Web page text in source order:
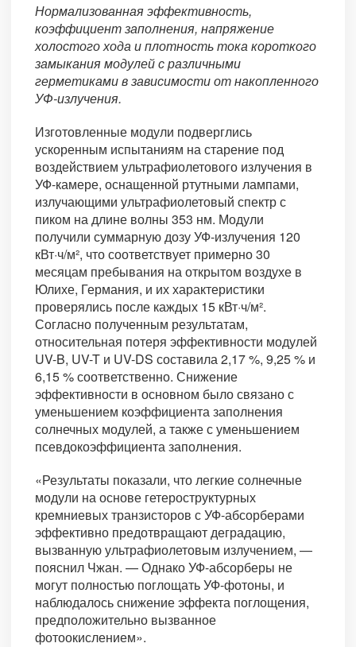
Нормализованная эффективность,
коэффициент заполнения, напряжение
холостого хода и плотность тока короткого
замыкания модулей с различными
герметиками в зависимости от накопленного
УФ-излучения.
Изготовленные модули подверглись
ускоренным испытаниям на старение под
воздействием ультрафиолетового излучения в
УФ-камере, оснащенной ртутными лампами,
излучающими ультрафиолетовый спектр с
пиком на длине волны 353 нм. Модули
получили суммарную дозу УФ-излучения 120
кВт·ч/м², что соответствует примерно 30
месяцам пребывания на открытом воздухе в
Юлихе, Германия, и их характеристики
проверялись после каждых 15 кВт·ч/м².
Согласно полученным результатам,
относительная потеря эффективности модулей
UV-B, UV-T и UV-DS составила 2,17 %, 9,25 % и
6,15 % соответственно. Снижение
эффективности в основном было связано с
уменьшением коэффициента заполнения
солнечных модулей, а также с уменьшением
псевдокоэффициента заполнения.
«Результаты показали, что легкие солнечные
модули на основе гетероструктурных
кремниевых транзисторов с УФ-абсорберами
эффективно предотвращают деградацию,
вызванную ультрафиолетовым излучением, —
пояснил Чжан. — Однако УФ-абсорберы не
могут полностью поглощать УФ-фотоны, и
наблюдалось снижение эффекта поглощения,
предположительно вызванное
фотоокислением».